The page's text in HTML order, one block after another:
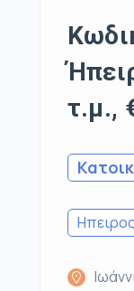
τ.μ.,
Ηπειρος